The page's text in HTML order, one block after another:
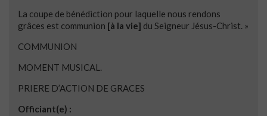
La coupe de bénédiction pour laquelle nous rendons
grâces est communion [à la vie] du Seigneur Jésus-Christ. »
COMMUNION
MOMENT MUSICAL.
PRIERE D’ACTION DE GRACES
Officiant(e) :